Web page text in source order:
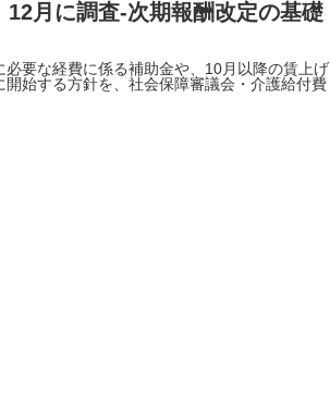
月に調査-次期報酬改定の基礎
要な経費に係る補助金や、10月以降の賃上げ
始する方針を、社会保障審議会・介護給付費